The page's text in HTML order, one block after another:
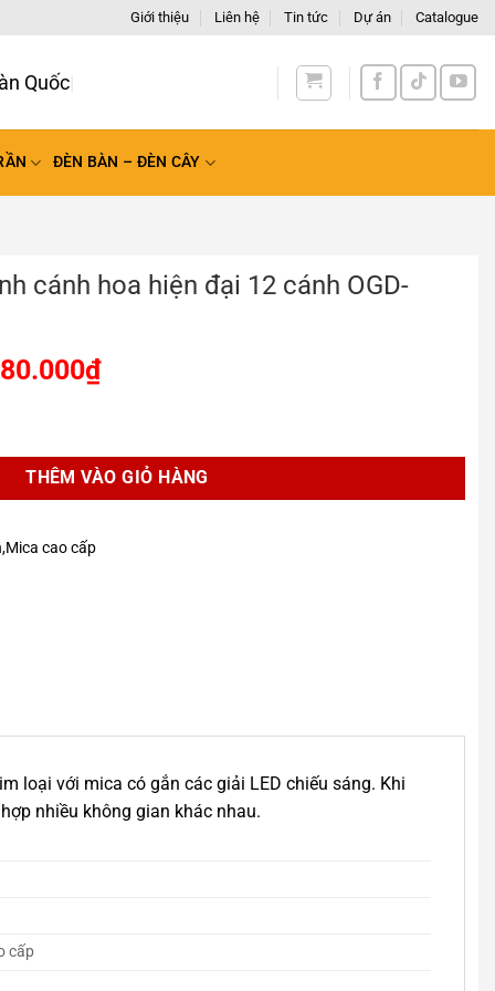
Giới thiệu Liên hệ Tin tức Dự án Catalogue
Quốc
ĐÈN BÀN – ĐÈN CÂY
cánh hoa hiện đại 12 cánh OGD-
₫
THÊM VÀO GIỎ HÀNG
cao cấp
loại với mica có gắn các giải LED chiếu sáng. Khi
nhiều không gian khác nhau.
cấp